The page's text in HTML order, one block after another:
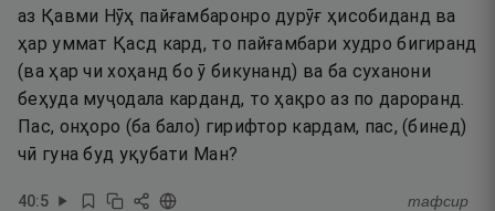
аз Қавми Нӯҳ пайғамбаронро дурӯғ ҳисобиданд ва
ҳар уммат Қасд кард, то пайғамбари худро бигиранд
(ва ҳар чи хоҳанд бо ӯ бикунанд) ва ба суханони
беҳуда муҷодала карданд, то ҳақро аз по дароранд.
Пас, онҳоро (ба бало) гирифтор кардам, пас, (бинед)
чӣ гуна буд уқубати Ман?
40:5 тафсир